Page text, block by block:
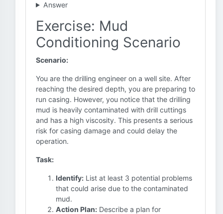
Answer
Exercise: Mud
Conditioning Scenario
Scenario:
You are the drilling engineer on a well site. After
reaching the desired depth, you are preparing to
run casing. However, you notice that the drilling
mud is heavily contaminated with drill cuttings
and has a high viscosity. This presents a serious
risk for casing damage and could delay the
operation.
Task:
Identify: List at least 3 potential problems
that could arise due to the contaminated
mud.
Action Plan: Describe a plan for